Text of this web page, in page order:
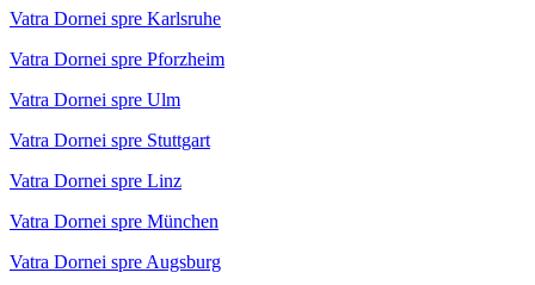
Vatra Dornei spre Karlsruhe
Vatra Dornei spre Pforzheim
Vatra Dornei spre Ulm
Vatra Dornei spre Stuttgart
Vatra Dornei spre Linz
Vatra Dornei spre München
Vatra Dornei spre Augsburg